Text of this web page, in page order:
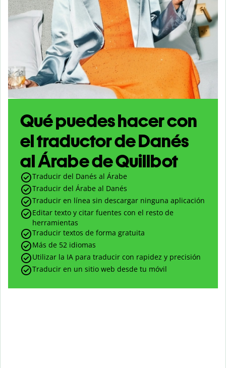
Qué puedes hacer con
el traductor de Danés
al Árabe de Quillbot
Traducir del Danés al Árabe
Traducir del Árabe al Danés
Traducir en línea sin descargar ninguna aplicación
Editar texto y citar fuentes con el resto de
herramientas
Traducir textos de forma gratuita
Más de 52 idiomas
Utilizar la IA para traducir con rapidez y precisión
Traducir en un sitio web desde tu móvil